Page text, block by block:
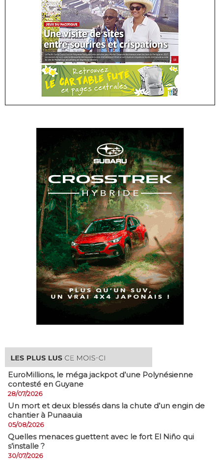
EuroMillions, ​le méga jackpot d’une Polynésienne
contesté en Guyane
28/07/2026
​Un mort et deux blessés dans la chute d’un engin de
chantier à Punaauia
05/08/2026
Quelles menaces guettent avec le fort El Niño qui
s’installe ?
30/07/2026